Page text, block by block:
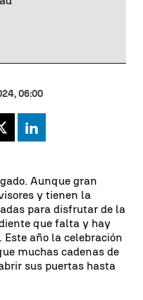
06:00
X Linkedin
Aunque gran
y tienen la
para disfrutar de la
que falta y hay
año la celebración
muchas cadenas de
sus puertas hasta